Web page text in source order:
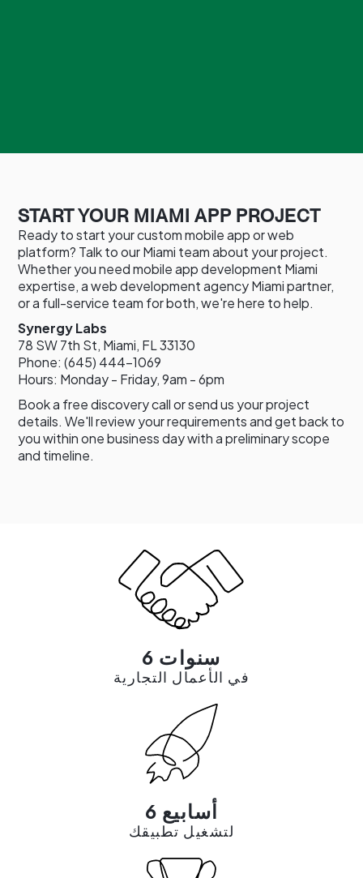
START YOUR MIAMI APP PROJECT
Ready to start your custom mobile app or web
platform? Talk to our Miami team about your project.
Whether you need mobile app development Miami
expertise, a web development agency Miami partner,
or a full-service team for both, we're here to help.
Synergy Labs
78 SW 7th St, Miami, FL 33130
Phone: (645) 444-1069
Hours: Monday - Friday, 9am - 6pm
Book a free discovery call or send us your project
details. We'll review your requirements and get back to
you within one business day with a preliminary scope
and timeline.
6 سنوات
في الأعمال التجارية
6 أسابيع
لتشغيل تطبيقك